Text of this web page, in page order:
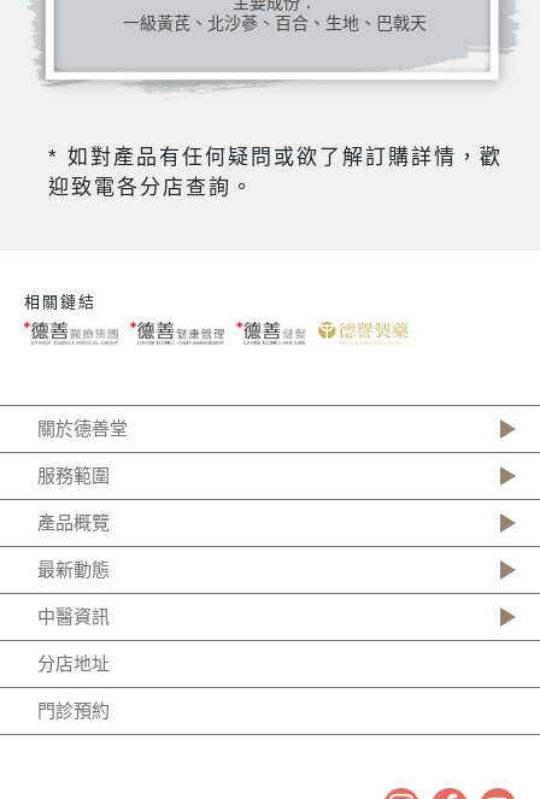
一級黃芪、北沙蔘、百合、生地、巴戟天
* 如對產品有任何疑問或欲了解訂購詳情，歡
迎致電各分店查詢。
相關鏈結
關於德善堂
服務範圍
產品概覽
最新動態
中醫資訊
分店地址
門診預約